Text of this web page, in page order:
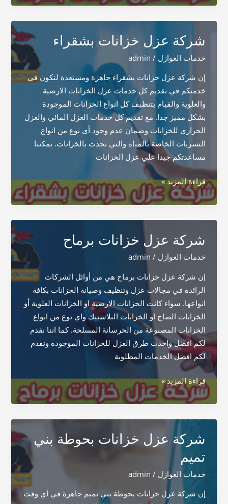
خزانات
بضرما
شركة عزل خزانات بشقراء
خدمات العوازل /
admin
إن شركة عزل خزانات بشقراء جاهزة ومستعدة لتكون في
خدمتكم في تقديم كل خدمات عزل الخزانات الارضية
والعلوية والقيام بتنظيف كل انواع الخزانات الموجودة
بشكل مميز جدا. مع تقديم كل خدمات العزل المائي والعزل
الحراري للخزانات وضمان عدم وجود أي نوع من انواع
التسربات الخاصة بالمياه والتي تحدث بالخزانات. يمكننا
مساعدتكم جيدا علي عزل الخزانات
شركة
عزل
خزانات
بشقراء
قراءة المزيد »
شركة عزل خزانات برماح
خدمات العوازل /
admin
إن شركة عزل خزانات برماح هي من أوائل الشركات
الرائدة في مجالات عزل وتنظيف وصيانة الخزانات بكافة
انواعها. سواء كانت الخزانات الارضية او الخزانات العلوية أو
الخزانات الصاج او الخزانات البلاستيك واي نوع من انواع
الخزانات المصنوعة من الخرسانة المسلحة. كما اننا نقدم
لكم افضل واحدث طرق العزل للخزانات الموجودة ونقدم
لكم افضل الخدمات المطلوبة
شركة
عزل
خزانات
برماح
قراءة المزيد »
شركة عزل خزانات بحوطة بني
تميم
خدمات العوازل /
admin
إن شركة عزل خزانات بحوطة بني تميم جاهزة في أي وقت